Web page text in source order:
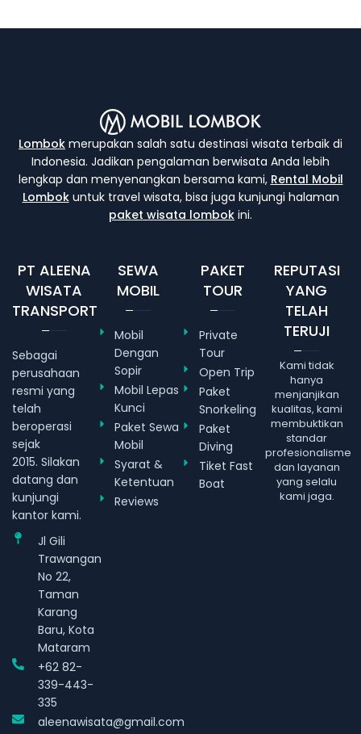
Lombok merupakan salah satu destinasi wisata terbaik di
Indonesia. Jadikan pengalaman berwisata Anda lebih
lengkap dan menyenangkan bersama kami, Rental Mobil
Lombokuntuk travel wisata, bisa juga kunjungi halaman
paket wisata lombok ini.
PT ALEENA
WISATA
TRANSPORT
Sebagai
perusahaan
resmi yang
telah
beroperasi
sejak
2015. Silakan
datang dan
kunjungi
kantor kami.
Jl Gili
Trawangan
No 22,
Taman
Karang
Baru, Kota
Mataram
+62 82-
339-443-
335
aleenawisata@gmail.com
SEWA
MOBIL
Mobil
Dengan
Sopir
Mobil Lepas
Kunci
Paket Sewa
Mobil
Syarat &
Ketentuan
Reviews
PAKET
TOUR
Private
Tour
Open Trip
Paket
Snorkeling
Paket
Diving
Tiket Fast
Boat
REPUTASI
YANG
TELAH
TERUJI
Kami tidak
hanya
menjanjikan
kualitas, kami
membuktikan
standar
profesionalisme
dan layanan
yang selalu
kami jaga.